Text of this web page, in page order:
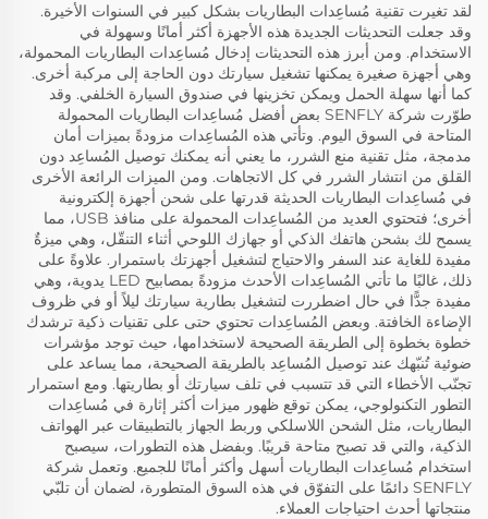
لقد تغيرت تقنية مُساعِدات البطاريات بشكل كبير في السنوات الأخيرة.
وقد جعلت التحديثات الجديدة هذه الأجهزة أكثر أمانًا وسهولة في
الاستخدام. ومن أبرز هذه التحديثات إدخال مُساعِدات البطاريات المحمولة،
وهي أجهزة صغيرة يمكنها تشغيل سيارتك دون الحاجة إلى مركبة أخرى.
كما أنها سهلة الحمل ويمكن تخزينها في صندوق السيارة الخلفي. وقد
طوّرت شركة SENFLY بعض أفضل مُساعِدات البطاريات المحمولة
المتاحة في السوق اليوم. وتأتي هذه المُساعِدات مزودةً بميزات أمان
مدمجة، مثل تقنية منع الشرر، ما يعني أنه يمكنك توصيل المُساعِد دون
القلق من انتشار الشرر في كل الاتجاهات. ومن الميزات الرائعة الأخرى
في مُساعِدات البطاريات الحديثة قدرتها على شحن أجهزة إلكترونية
أخرى؛ فتحتوي العديد من المُساعِدات المحمولة على منافذ USB، مما
يسمح لك بشحن هاتفك الذكي أو جهازك اللوحي أثناء التنقّل، وهي ميزةٌ
مفيدة للغاية عند السفر والاحتياج لتشغيل أجهزتك باستمرار. علاوةً على
ذلك، غالبًا ما تأتي المُساعِدات الأحدث مزودةً بمصابيح LED يدوية، وهي
مفيدة جدًّا في حال اضطررت لتشغيل بطارية سيارتك ليلاً أو في ظروف
الإضاءة الخافتة. وبعض المُساعِدات تحتوي حتى على تقنيات ذكية ترشدك
خطوة بخطوة إلى الطريقة الصحيحة لاستخدامها، حيث توجد مؤشرات
ضوئية تُنبّهك عند توصيل المُساعِد بالطريقة الصحيحة، مما يساعد على
تجنّب الأخطاء التي قد تتسبب في تلف سيارتك أو بطاريتها. ومع استمرار
التطور التكنولوجي، يمكن توقع ظهور ميزات أكثر إثارة في مُساعِدات
البطاريات، مثل الشحن اللاسلكي وربط الجهاز بالتطبيقات عبر الهواتف
الذكية، والتي قد تصبح متاحة قريبًا. وبفضل هذه التطورات، سيصبح
استخدام مُساعِدات البطاريات أسهل وأكثر أمانًا للجميع. وتعمل شركة
SENFLY دائمًا على التفوّق في هذه السوق المتطورة، لضمان أن تلبّي
منتجاتها أحدث احتياجات العملاء.